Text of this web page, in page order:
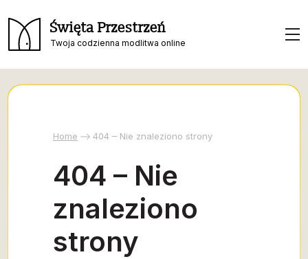
Święta Przestrzeń
Twoja codzienna modlitwa online
Home 404 – Nie znaleziono strony
404 – Nie
znaleziono
strony